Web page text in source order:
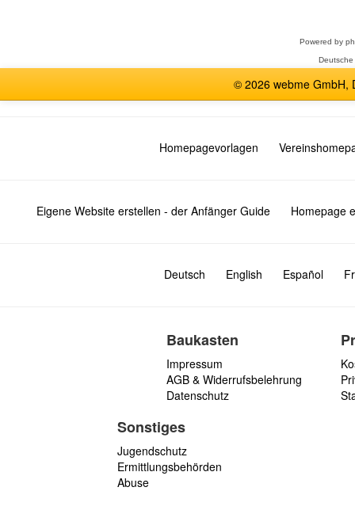
Powered by
© 2026 webme GmbH,
Homepagevorlagen
Eigene Website erstellen - der Anfänger Guide Homepage
Deutsch English Español
Baukasten
Impressum
AGB & Widerrufsbelehrung
Datenschutz
Sonstiges
Jugendschutz
Ermittlungsbehörden
Abuse